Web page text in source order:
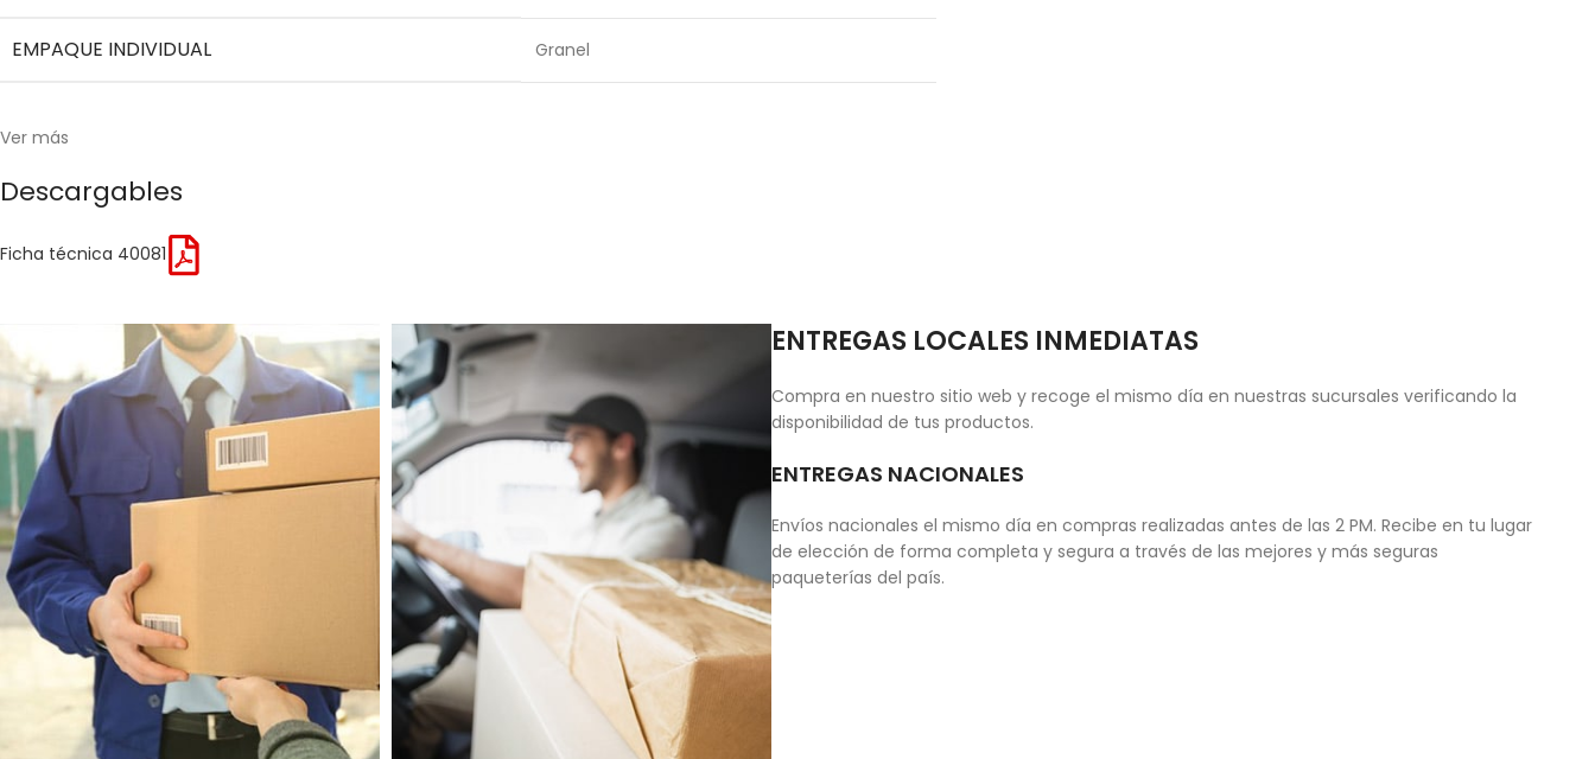
EMPAQUE INDIVIDUAL Granel
Ver más
Descargables
Ficha técnica 40081
ENTREGAS LOCALES INMEDIATAS
Compra en nuestro sitio web y recoge el mismo día en nuestras sucursales verificando la
disponibilidad de tus productos.
ENTREGAS NACIONALES
Envíos nacionales el mismo día en compras realizadas antes de las 2 PM. Recibe en tu lugar
de elección de forma completa y segura a través de las mejores y más seguras
paqueterías del país.